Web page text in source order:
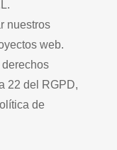
nuestros
web.
22 del RGPD,
de